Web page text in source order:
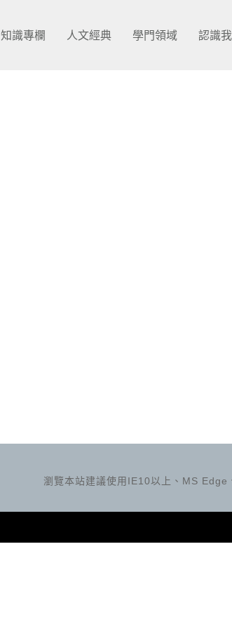
知識專欄 人文經典 學門領域 認識
瀏覽本站建議使用IE10以上、MS